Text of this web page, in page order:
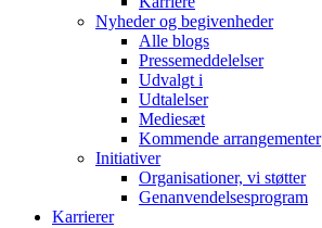
Nyheder og begivenheder
Alle blogs
Pressemeddelelser
Udvalgt i
Udtalelser
Mediesæt
Kommende arrangementer
Initiativer
Organisationer, vi støtter
Genanvendelsesprogram
Karrierer